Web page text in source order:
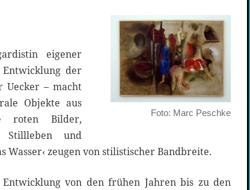
Foto: Marc Peschke
eigener
der
Uecker – macht
Objekte aus
roten Bilder,
Stillleben und
Wasser‹ zeugen von stilistischer Bandbreite.
Entwicklung von den frühen Jahren bis zu den